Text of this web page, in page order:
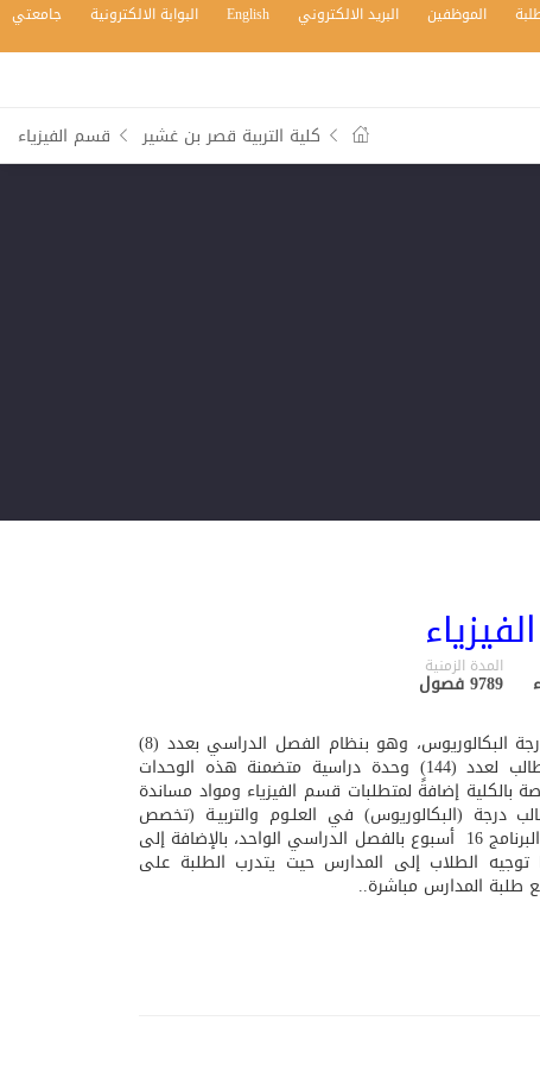
الموظفين البريد الالكتروني English البوابة الالكترونية جامعتي
كلية التربية قصر بن غشير قسم الفيزياء
المدة الزمنية
9789 فصول
يمنح البرنامج الطلاب المتخرجين درجة البكالوريوس، وهو بنظام الفصل الدراسي بعدد (8)
فصول دراسية؛ ويتطلب انجاز الطالب لعدد (144) وحدة دراسية متضمنة هذه الوحدات
بالكلية إضافةً لمتطلبات قسم الفيزياء ومواد مساندة
درجة (البكالوريوس) في العلـوم والتربيـة (تخصص
الفيزياء) .يدرس الطالب خلال هذا البرنامج 16 أسبوع بالفصل الدراسي الواحد، بالإضافة إلى
توجيه الطلاب إلى المدارس حيت يتدرب الطلبة على
طلبة المدارس مباشرة..